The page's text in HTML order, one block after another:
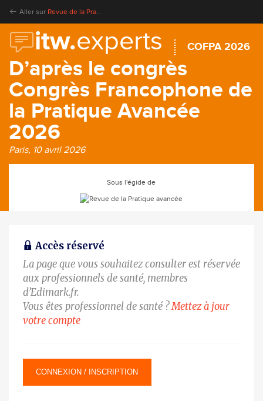
Aller sur Revue de la Pratique avancée
itw.experts COFPA 2026
D’après le congrès
Congrès Francophone de
la Pratique Avancée
2026
Paris, 10 avril 2026
Sous l'égide de
Accès réservé
La page que vous souhaitez consulter est réservée
aux professionnels de santé, membres
d’Edimark.fr.
Vous êtes professionnel de santé ?Mettez à jour
votre compte
CONNEXION / INSCRIPTION